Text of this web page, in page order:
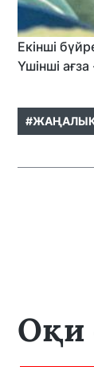
Екінші
Үшінші
Оқи